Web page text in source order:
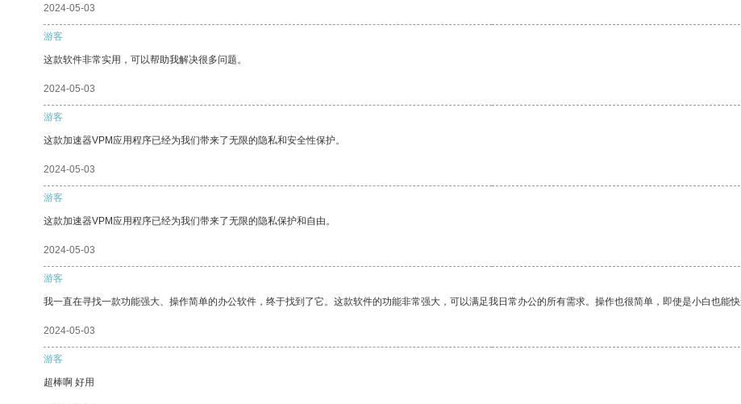
2024-05-03
游客
这款软件非常实用，可以帮助我解决很多问题。
2024-05-03
游客
这款加速器VPM应用程序已经为我们带来了无限的隐私和安全性保护。
2024-05-03
游客
这款加速器VPM应用程序已经为我们带来了无限的隐私保护和自由。
2024-05-03
游客
我一直在寻找一款功能强大、操作简单的办公软件，终于找到了它。这款软件的功能非常强大，可以满足我日常办公的所有需求。操作也很简单，即使是小白也能快
2024-05-03
游客
超棒啊 好用